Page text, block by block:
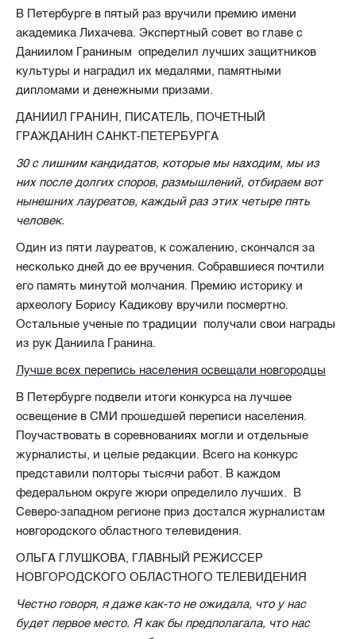
В Петербурге в пятый раз вручили премию имени
академика Лихачева. Экспертный совет во главе с
Даниилом Граниным определил лучших защитников
культуры и наградил их медалями, памятными
дипломами и денежными призами.
ДАНИИЛ ГРАНИН, ПИСАТЕЛЬ, ПОЧЕТНЫЙ
ГРАЖДАНИН САНКТ-ПЕТЕРБУРГА
30 с лишним кандидатов, которые мы находим, мы из
них после долгих споров, размышлений, отбираем вот
нынешних лауреатов, каждый раз этих четыре пять
человек.
Один из пяти лауреатов, к сожалению, скончался за
несколько дней до ее вручения. Собравшиеся почтили
его память минутой молчания. Премию историку и
археологу Борису Кадикову вручили посмертно.
Остальные ученые по традиции получали свои награды
из рук Даниила Гранина.
Лучше всех перепись населения освещали новгородцы
В Петербурге подвели итоги конкурса на лучшее
освещение в СМИ прошедшей переписи населения.
Поучаствовать в соревнованиях могли и отдельные
журналисты, и целые редакции. Всего на конкурс
представили полторы тысячи работ. В каждом
федеральном округе жюри определило лучших. В
Северо-западном регионе приз достался журналистам
новгородского областного телевидения.
ОЛЬГА ГЛУШКОВА, ГЛАВНЫЙ РЕЖИССЕР
НОВГОРОДСКОГО ОБЛАСТНОГО ТЕЛЕВИДЕНИЯ
Честно говоря, я даже как-то не ожидала, что у нас
будет первое место. Я как бы предполагала, что нас